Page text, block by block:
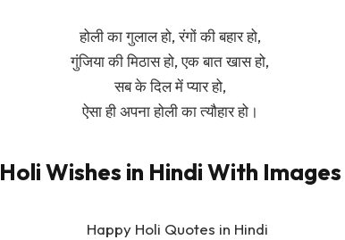
होली का गुलाल हो, रंगों की बहार हो,
गुंजिया की मिठास हो, एक बात खास हो,
सब के दिल में प्यार हो,
ऐसा ही अपना होली का त्यौहार हो।
Holi Wishes in Hindi With Images